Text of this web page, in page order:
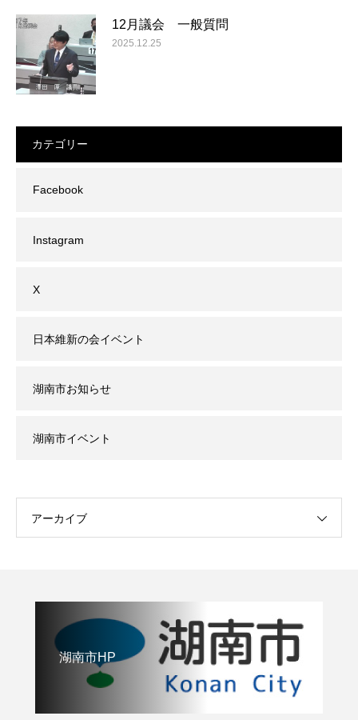
12月議会 一般質問
2025.12.25
カテゴリー
Facebook
Instagram
X
日本維新の会イベント
湖南市お知らせ
湖南市イベント
アーカイブ
湖南市HP